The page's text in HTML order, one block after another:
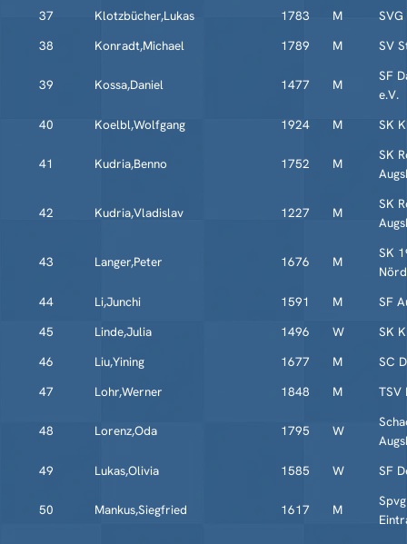
37
Klotzbücher,Lukas 1783 M
SVG
38
Konradt,Michael 1789 M SV
39 Kossa,Daniel 1477 M
SF
e.V.
40
Koelbl,Wolfgang 1924 M SK
41 Kudria,Benno 1752 M
SK
42 Kudria,Vladislav 1227 M
SK
43 Langer,Peter 1676 M
SK
44
Li,Junchi 1591 M
SF
45
Linde,Julia 1496 W
SK
46
Liu,Yining 1677 M
SC
47
Lohr,Werner 1848 M TSV
48 Lorenz,Oda 1795 W
49
Lukas,Olivia 1585 W SF
50 Mankus,Siegfried 1617 M